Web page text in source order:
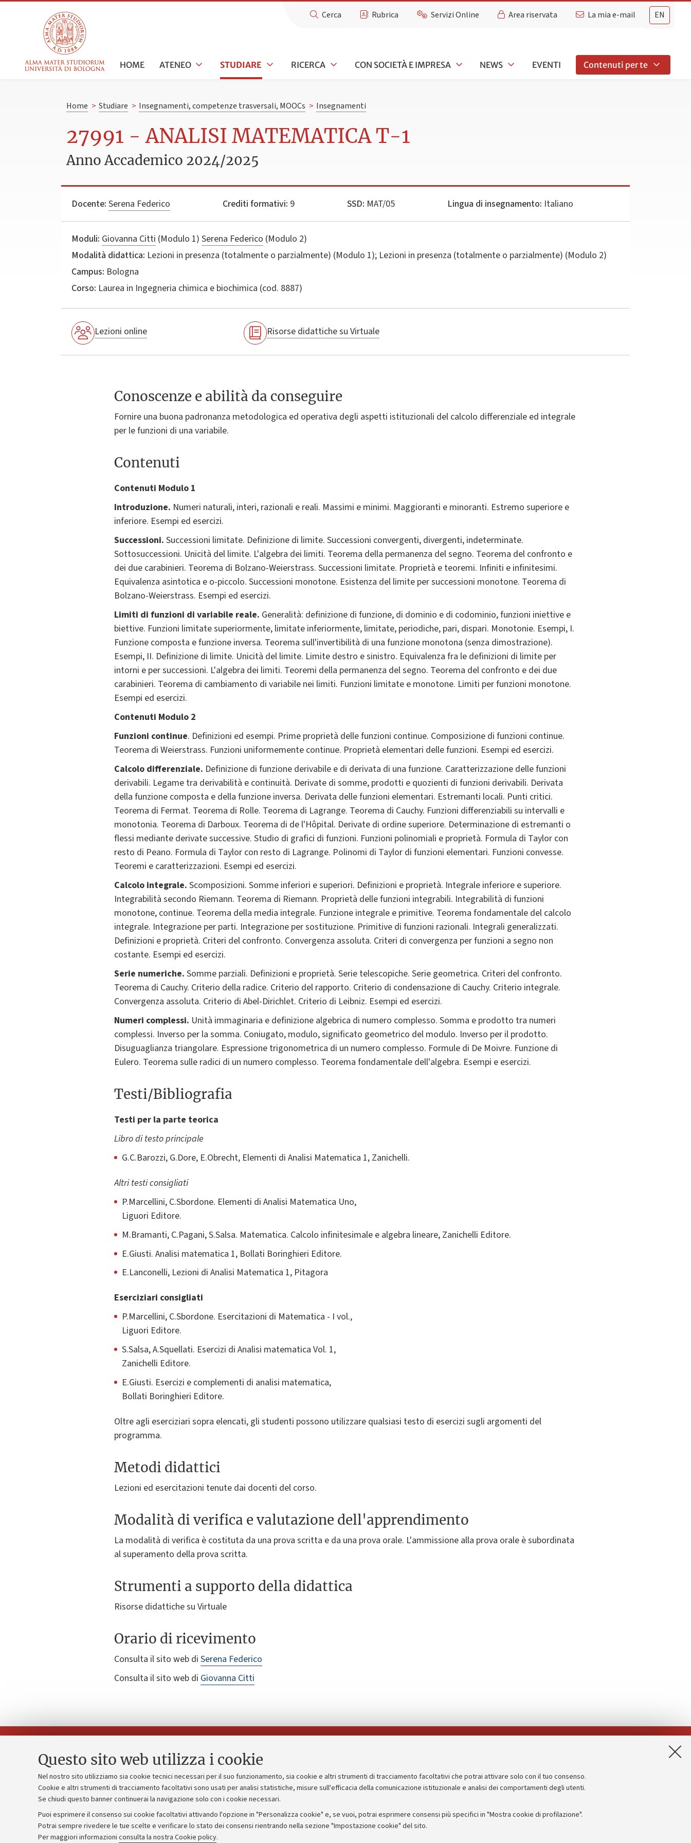
Questo sito web utilizza i cookie
Nel nostro sito utilizziamo sia cookie tecnici necessari per il suo funzionamento, sia cookie e altri strumenti di tracciamento facoltativi che potrai attivare solo con il tuo consenso.
Cookie e altri strumenti di tracciamento facoltativi sono usati per analisi statistiche, misure sull'efficacia della comunicazione istituzionale e analisi dei comportamenti degli utenti.
Se chiudi questo banner continuerai la navigazione solo con i cookie necessari.
Puoi esprimere il consenso sui cookie facoltativi attivando l'opzione in "Personalizza cookie" e, se vuoi, potrai esprimere consensi più specifici in "Mostra cookie di profilazione".
Potrai sempre rivedere le tue scelte e verificare lo stato dei consensi rientrando nella sezione "Impostazione cookie" del sito.
Per maggiori informazioni consulta la nostra Cookie policy.
EN
Cerca Rubrica Servizi Online Area riservata La mia e-mail
HOME ATENEO STUDIARE RICERCA CON SOCIETÀ E IMPRESA NEWS EVENTI Contenuti per te
Home > Studiare > Insegnamenti, competenze trasversali, MOOCs > Insegnamenti
27991 - ANALISI MATEMATICA T-1
Anno Accademico 2024/2025
Docente: Serena Federico Crediti formativi: 9 SSD: MAT/05 Lingua di insegnamento: Italiano
Moduli: Giovanna Citti (Modulo 1) Serena Federico (Modulo 2)
Modalità didattica: Lezioni in presenza (totalmente o parzialmente) (Modulo 1); Lezioni in presenza (totalmente o parzialmente) (Modulo 2)
Campus: Bologna
Corso: Laurea in Ingegneria chimica e biochimica (cod. 8887)
Lezioni online Risorse didattiche su Virtuale
Conoscenze e abilità da conseguire
Fornire una buona padronanza metodologica ed operativa degli aspetti istituzionali del calcolo differenziale ed integrale
per le funzioni di una variabile.
Contenuti
Contenuti Modulo 1
Introduzione. Numeri naturali, interi, razionali e reali. Massimi e minimi. Maggioranti e minoranti. Estremo superiore e
inferiore. Esempi ed esercizi.
Successioni. Successioni limitate. Definizione di limite. Successioni convergenti, divergenti, indeterminate.
Sottosuccessioni. Unicità del limite. L'algebra dei limiti. Teorema della permanenza del segno. Teorema del confronto e
dei due carabinieri. Teorema di Bolzano-Weierstrass. Successioni limitate. Proprietà e teoremi. Infiniti e infinitesimi.
Equivalenza asintotica e o-piccolo. Successioni monotone. Esistenza del limite per successioni monotone. Teorema di
Bolzano-Weierstrass. Esempi ed esercizi.
Limiti di funzioni di variabile reale. Generalità: definizione di funzione, di dominio e di codominio, funzioni iniettive e
biettive. Funzioni limitate superiormente, limitate inferiormente, limitate, periodiche, pari, dispari. Monotonie. Esempi, I.
Funzione composta e funzione inversa. Teorema sull'invertibilità di una funzione monotona (senza dimostrazione).
Esempi, II. Definizione di limite. Unicità del limite. Limite destro e sinistro. Equivalenza fra le definizioni di limite per
intorni e per successioni. L'algebra dei limiti. Teoremi della permanenza del segno. Teorema del confronto e dei due
carabinieri. Teorema di cambiamento di variabile nei limiti. Funzioni limitate e monotone. Limiti per funzioni monotone.
Esempi ed esercizi.
Contenuti Modulo 2
Funzioni continue. Definizioni ed esempi. Prime proprietà delle funzioni continue. Composizione di funzioni continue.
Teorema di Weierstrass. Funzioni uniformemente continue. Proprietà elementari delle funzioni. Esempi ed esercizi.
Calcolo differenziale. Definizione di funzione derivabile e di derivata di una funzione. Caratterizzazione delle funzioni
derivabili. Legame tra derivabilità e continuità. Derivate di somme, prodotti e quozienti di funzioni derivabili. Derivata
della funzione composta e della funzione inversa. Derivata delle funzioni elementari. Estremanti locali. Punti critici.
Teorema di Fermat. Teorema di Rolle. Teorema di Lagrange. Teorema di Cauchy. Funzioni differenziabili su intervalli e
monotonia. Teorema di Darboux. Teorema di de l'Hôpital. Derivate di ordine superiore. Determinazione di estremanti o
flessi mediante derivate successive. Studio di grafici di funzioni. Funzioni polinomiali e proprietà. Formula di Taylor con
resto di Peano. Formula di Taylor con resto di Lagrange. Polinomi di Taylor di funzioni elementari. Funzioni convesse.
Teoremi e caratterizzazioni. Esempi ed esercizi.
Calcolo integrale. Scomposizioni. Somme inferiori e superiori. Definizioni e proprietà. Integrale inferiore e superiore.
Integrabilità secondo Riemann. Teorema di Riemann. Proprietà delle funzioni integrabili. Integrabilità di funzioni
monotone, continue. Teorema della media integrale. Funzione integrale e primitive. Teorema fondamentale del calcolo
integrale. Integrazione per parti. Integrazione per sostituzione. Primitive di funzioni razionali. Integrali generalizzati.
Definizioni e proprietà. Criteri del confronto. Convergenza assoluta. Criteri di convergenza per funzioni a segno non
costante. Esempi ed esercizi.
Serie numeriche. Somme parziali. Definizioni e proprietà. Serie telescopiche. Serie geometrica. Criteri del confronto.
Teorema di Cauchy. Criterio della radice. Criterio del rapporto. Criterio di condensazione di Cauchy. Criterio integrale.
Convergenza assoluta. Criterio di Abel-Dirichlet. Criterio di Leibniz. Esempi ed esercizi.
Numeri complessi. Unità immaginaria e definizione algebrica di numero complesso. Somma e prodotto tra numeri
complessi. Inverso per la somma. Coniugato, modulo, significato geometrico del modulo. Inverso per il prodotto.
Disuguaglianza triangolare. Espressione trigonometrica di un numero complesso. Formule di De Moivre. Funzione di
Eulero. Teorema sulle radici di un numero complesso. Teorema fondamentale dell'algebra. Esempi e esercizi.
Testi/Bibliografia
Testi per la parte teorica
Libro di testo principale
G.C.Barozzi, G.Dore, E.Obrecht, Elementi di Analisi Matematica 1, Zanichelli.
Altri testi consigliati
P.Marcellini, C.Sbordone. Elementi di Analisi Matematica Uno,
Liguori Editore.
M.Bramanti, C.Pagani, S.Salsa. Matematica. Calcolo infinitesimale e algebra lineare, Zanichelli Editore.
E.Giusti. Analisi matematica 1, Bollati Boringhieri Editore.
E.Lanconelli, Lezioni di Analisi Matematica 1, Pitagora
Eserciziari consigliati
P.Marcellini, C.Sbordone. Esercitazioni di Matematica - I vol.,
Liguori Editore.
S.Salsa, A.Squellati. Esercizi di Analisi matematica Vol. 1,
Zanichelli Editore.
E.Giusti. Esercizi e complementi di analisi matematica,
Bollati Boringhieri Editore.
Oltre agli eserciziari sopra elencati, gli studenti possono utilizzare qualsiasi testo di esercizi sugli argomenti del
programma.
Metodi didattici
Lezioni ed esercitazioni tenute dai docenti del corso.
Modalità di verifica e valutazione dell'apprendimento
La modalità di verifica è costituta da una prova scritta e da una prova orale. L'ammissione alla prova orale è subordinata
al superamento della prova scritta.
Strumenti a supporto della didattica
Risorse didattiche su Virtuale
Orario di ricevimento
Consulta il sito web di Serena Federico
Consulta il sito web di Giovanna Citti
Contatti e PEC
Uffici dell'amministrazione generale
Lavora con noi
Alumni community
Piano strategico
Bilanci
Donazioni e 5x1000
Merchandising - UniboStore
Bandi, gare e concorsi
Amministrazione trasparente
Informazioni sul sito e accessibilità
Privacy e note legali